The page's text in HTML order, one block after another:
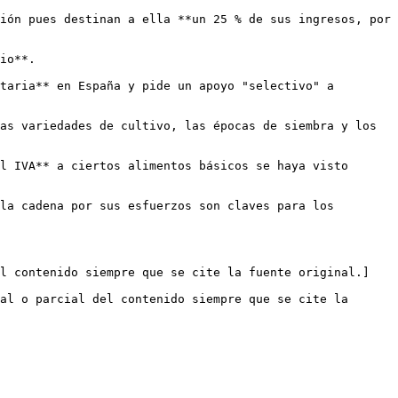
pues destinan a ella **un 25 % de sus ingresos, por
en España y pide un apoyo "selectivo" a
variedades de cultivo, las épocas de siembra y los
IVA** a ciertos alimentos básicos se haya visto
cadena por sus esfuerzos son claves para los
contenido siempre que se cite la fuente original.]
o parcial del contenido siempre que se cite la